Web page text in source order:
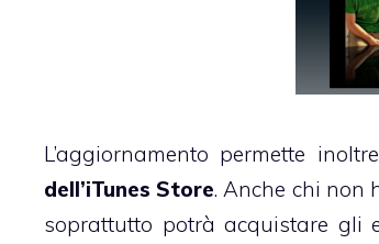
L’aggiornamento permette
dell’iTunes Store. Anche chi non
soprattutto potrà acquistare gli